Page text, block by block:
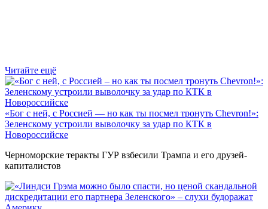
Читайте ещё
«Бог с ней, с Россией — но как ты посмел тронуть Chevron!»:
Зеленскому устроили выволочку за удар по КТК в
Новороссийске
Черноморские теракты ГУР взбесили Трампа и его друзей-
капиталистов